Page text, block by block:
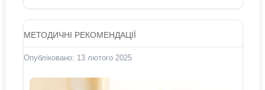
МЕТОДИЧНІ РЕКОМЕНДАЦІЇ
Опубліковано: 13 лютого 2025